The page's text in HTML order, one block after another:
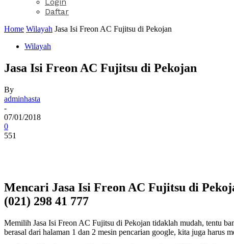
Daftar
Home Wilayah Jasa Isi Freon AC Fujitsu di Pekojan
Wilayah
Jasa Isi Freon AC Fujitsu di Pekojan
By
adminhasta
-
07/01/2018
0
551
Mencari Jasa Isi Freon AC Fujitsu di
(021) 298 41 777
Memilih Jasa Isi Freon AC Fujitsu di Pekojan tidaklah mudah, tentu
berasal dari halaman 1 dan 2 mesin pencarian google, kita juga harus